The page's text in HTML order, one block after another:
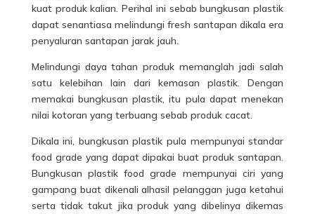
kuat produk kalian. Perihal ini sebab bungkusan plastik
dapat senantiasa melindungi fresh santapan dikala era
penyaluran santapan jarak jauh.
Melindungi daya tahan produk memanglah jadi salah
satu kelebihan lain dari kemasan plastik. Dengan
memakai bungkusan plastik, itu pula dapat menekan
nilai kotoran yang terbuang sebab produk cacat.
Dikala ini, bungkusan plastik pula mempunyai standar
food grade yang dapat dipakai buat produk santapan.
Bungkusan plastik food grade mempunyai ciri yang
gampang buat dikenali alhasil pelanggan juga ketahui
serta tidak takut jika produk yang dibelinya dikemas